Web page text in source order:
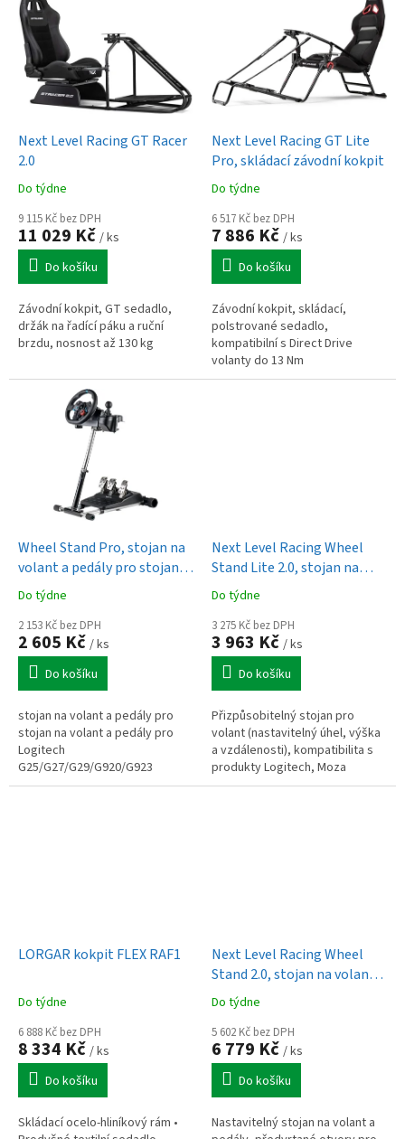
Next Level Racing GT Racer
2.0
Do týdne
9 115 Kč bez DPH
11 029 Kč / ks
Do košíku
Závodní kokpit, GT sedadlo,
držák na řadící páku a ruční
brzdu, nosnost až 130 kg
Next Level Racing GT Lite
Pro, skládací závodní kokpit
Do týdne
6 517 Kč bez DPH
7 886 Kč / ks
Do košíku
Závodní kokpit, skládací,
polstrované sedadlo,
kompatibilní s Direct Drive
volanty do 13 Nm
Wheel Stand Pro, stojan na
volant a pedály pro stojan
na volant a pedály pro
Logitech G25/G27/G29
Do týdne
2 153 Kč bez DPH
2 605 Kč / ks
Do košíku
stojan na volant a pedály pro
stojan na volant a pedály pro
Logitech
G25/G27/G29/G920/G923
Next Level Racing Wheel
Stand Lite 2.0, stojan na
volant a pedály
Do týdne
3 275 Kč bez DPH
3 963 Kč / ks
Do košíku
Přizpůsobitelný stojan pro
volant (nastavitelný úhel, výška
a vzdálenosti), kompatibilita s
produkty Logitech, Moza
Racing, Thrustmaster a Fanatec
LORGAR kokpit FLEX RAF1
Do týdne
6 888 Kč bez DPH
8 334 Kč / ks
Do košíku
Skládací ocelo-hliníkový rám •
Next Level Racing Wheel
Stand 2.0, stojan na volant a
pedály
Do týdne
5 602 Kč bez DPH
6 779 Kč / ks
Do košíku
Nastavitelný stojan na volant a